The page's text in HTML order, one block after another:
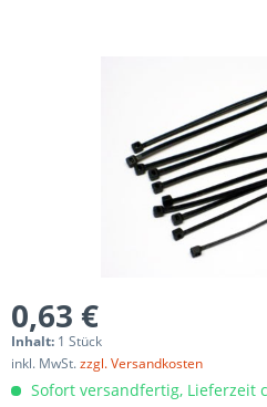
0,63 €
Inhalt: 1 Stück
inkl. MwSt.zzgl. Versandkosten
Sofort versandfertig, Lieferzeit